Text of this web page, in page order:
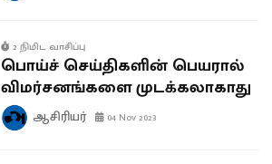
2 நிமிட வாசிப்பு
பொய்ச் செய்திகளின் பெயரால்
விமர்சனங்களை முடக்கலாகாது
ஆசிரியர் 04 Nov 2023